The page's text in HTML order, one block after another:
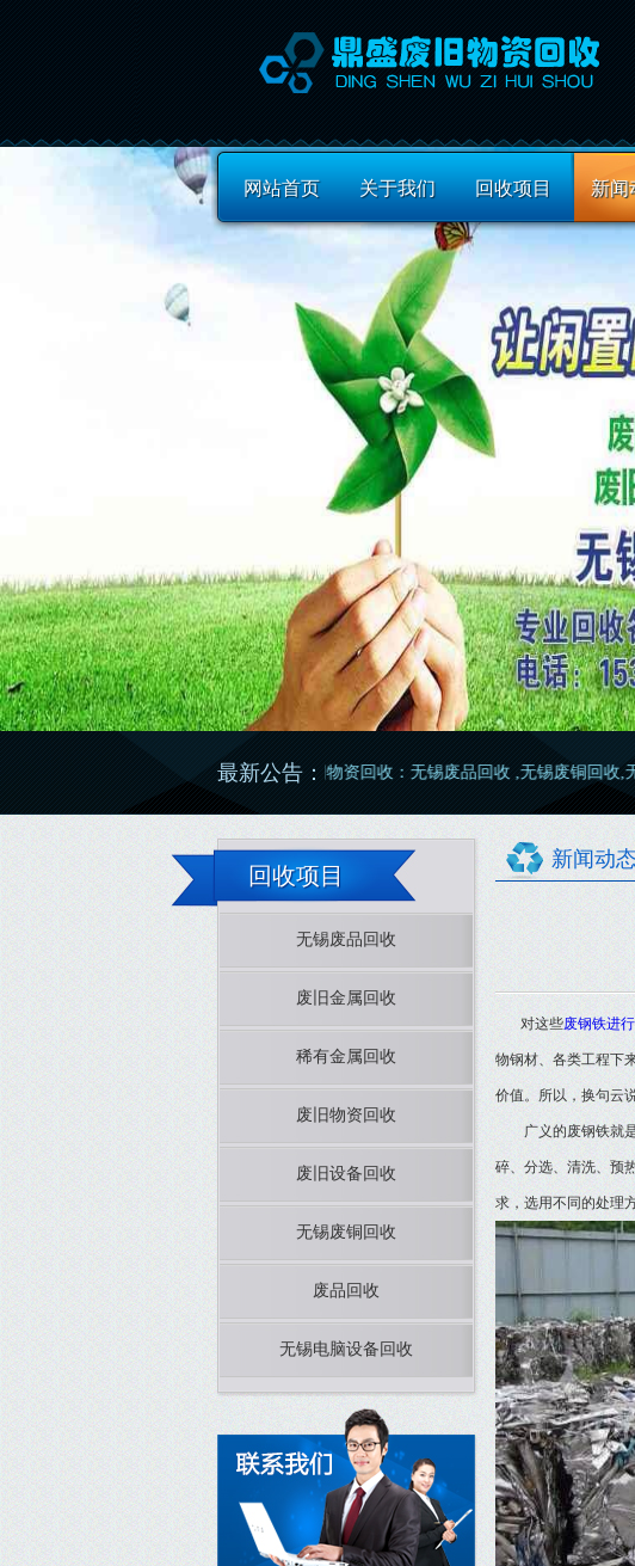
网站首页 关于我们 回收项目 新闻
最新公告：
废旧物资回收：无锡废品回收 ,无锡废铜回收,无锡废旧
回收项目
无锡废品回收
废旧金属回收
稀有金属回收
废旧物资回收
废旧设备回收
无锡废铜回收
废品回收
无锡电脑设备回收
新闻动
对这些废钢铁进
物钢材、各类工程下
价值。所以，换句云
广义的废钢铁就是
碎、分选、清洗、预
求，选用不同的处理方